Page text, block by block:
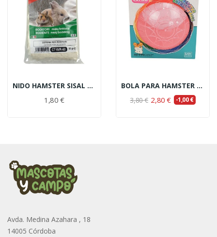
NIDO HAMSTER SISAL ALGODÓN 50GR
1,80 €
BOLA PARA HAMSTER 11,5 CM
3,80 € 2,80 € -1,00 €
Avda. Medina Azahara , 18
14005 Córdoba